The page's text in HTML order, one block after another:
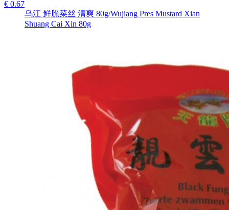
€ 0.67
乌江 鲜脆菜丝 清爽 80g/Wujiang Pres Mustard Xian
Shuang Cai Xin 80g